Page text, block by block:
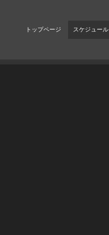
トップページ スケジュール